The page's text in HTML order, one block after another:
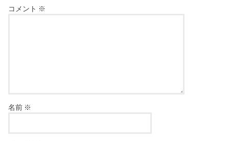
コメント ※
名前 ※